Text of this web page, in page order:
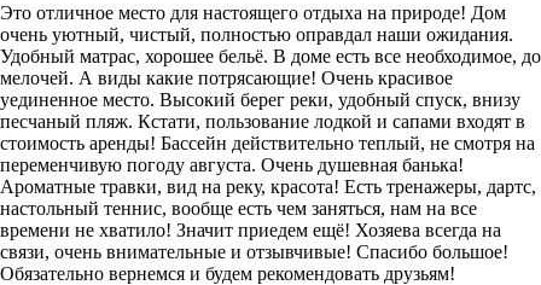
Это отличное место для настоящего отдыха на природе! Дом
очень уютный, чистый, полностью оправдал наши ожидания.
Удобный матрас, хорошее бельё. В доме есть все необходимое, до
мелочей. А виды какие потрясающие! Очень красивое
уединенное место. Высокий берег реки, удобный спуск, внизу
песчаный пляж. Кстати, пользование лодкой и сапами входят в
стоимость аренды! Бассейн действительно теплый, не смотря на
переменчивую погоду августа. Очень душевная банька!
Ароматные травки, вид на реку, красота! Есть тренажеры, дартс,
настольный теннис, вообще есть чем заняться, нам на все
времени не хватило! Значит приедем ещё! Хозяева всегда на
связи, очень внимательные и отзывчивые! Спасибо большое!
Обязательно вернемся и будем рекомендовать друзьям!